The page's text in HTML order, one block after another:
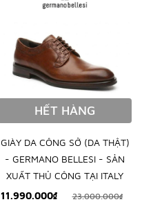
HẾT HÀNG
GIÀY DA CÔNG SỞ (DA THẬT)
- GERMANO BELLESI - SẢN
XUẤT THỦ CÔNG TẠI ITALY
11.990.000₫
23.000.000₫